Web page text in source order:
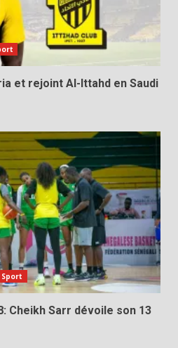
et rejoint Al-Ittahd en Saudi
Sport
Cheikh Sarr dévoile son 13